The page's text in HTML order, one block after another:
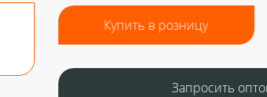
Купить в розницу
Запросить